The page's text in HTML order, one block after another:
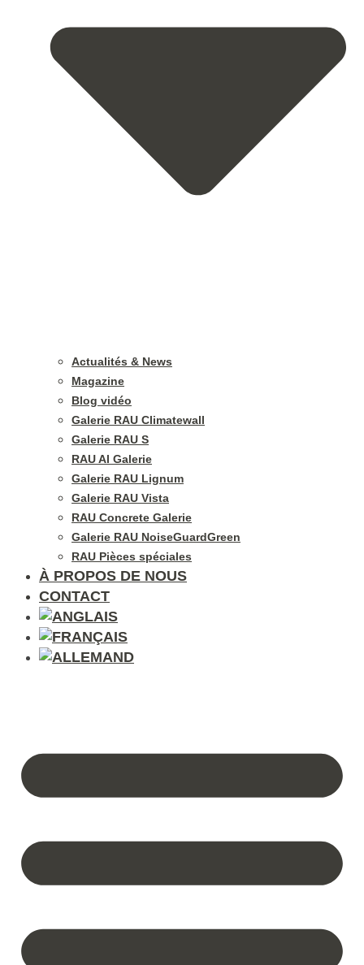
Actualités & News
Magazine
Blog vidéo
Galerie RAU Climatewall
Galerie RAU S
RAU Al Galerie
Galerie RAU Lignum
Galerie RAU Vista
RAU Concrete Galerie
Galerie RAU NoiseGuardGreen
RAU Pièces spéciales
À PROPOS DE NOUS
CONTACT